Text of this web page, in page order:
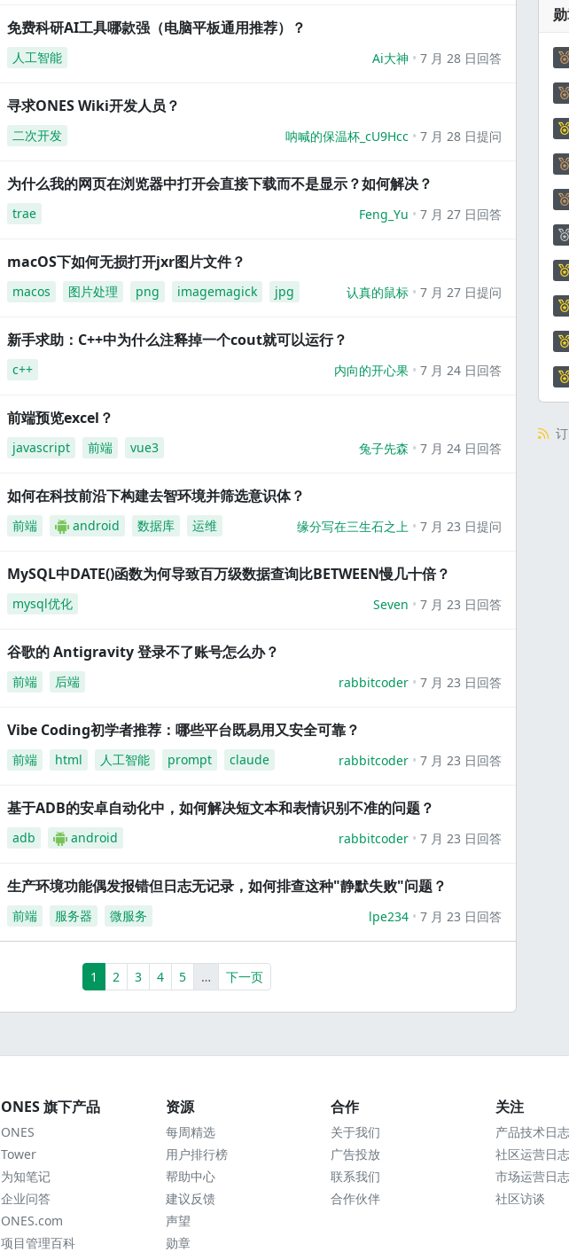
免费科研AI工具哪款强（电脑平板通用推荐）？
人工智能 Ai大神 7 月 28 日回答
寻求ONES Wiki开发人员？
二次开发 呐喊的保温杯_cU9Hcc 7 月 28 日提问
为什么我的网页在浏览器中打开会直接下载而不是显示？如何解决？
trae Feng_Yu 7 月 27 日回答
macOS下如何无损打开jxr图片文件？
macos 图片处理 png imagemagick jpg 认真的鼠标 7 月 27 日提问
新手求助：C++中为什么注释掉一个cout就可以运行？
c++ 内向的开心果 7 月 24 日回答
前端预览excel？
javascript 前端 vue3 兔子先森 7 月 24 日回答
如何在科技前沿下构建去智环境并筛选意识体？
前端 android 数据库 运维 缘分写在三生石之上 7 月 23 日提问
MySQL中DATE()函数为何导致百万级数据查询比BETWEEN慢几十倍？
mysql优化 Seven 7 月 23 日回答
谷歌的 Antigravity 登录不了账号怎么办？
前端 后端 rabbitcoder 7 月 23 日回答
Vibe Coding初学者推荐：哪些平台既易用又安全可靠？
前端 html 人工智能 prompt claude rabbitcoder 7 月 23 日回答
基于ADB的安卓自动化中，如何解决短文本和表情识别不准的问题？
adb android rabbitcoder 7 月 23 日回答
生产环境功能偶发报错但日志无记录，如何排查这种"静默失败"问题？
前端 服务器 微服务 lpe234 7 月 23 日回答
1 (current)
2 3 4 5 …More下一页
ONES 旗下产品
ONES
Tower
为知笔记
企业问答
ONES.com
项目管理百科
资源
每周精选
用户排行榜
帮助中心
建议反馈
声望
勋章
合作
关于我们
广告投放
联系我们
合作伙伴
关注
产品技术日志
社区运营日志
市场运营日志
社区访谈